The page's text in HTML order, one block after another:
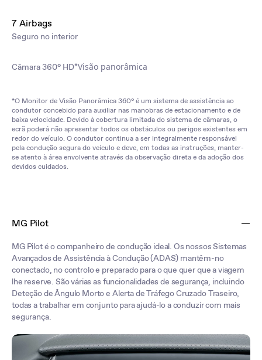
7 Airbags
Seguro no interior
Câmara 360° HD*Visão panorâmica
*O Monitor de Visão Panorâmica 360° é um sistema de assistência ao
condutor concebido para auxiliar nas manobras de estacionamento e de
baixa velocidade. Devido à cobertura limitada do sistema de câmaras, o
ecrã poderá não apresentar todos os obstáculos ou perigos existentes em
redor do veículo. O condutor continua a ser integralmente responsável
pela condução segura do veículo e deve, em todas as instruções, manter-
se atento à área envolvente através da observação direta e da adoção dos
devidos cuidados.
MG Pilot
MG Pilot é o companheiro de condução ideal. Os nossos Sistemas
Avançados de Assistência à Condução (ADAS) mantêm-no
conectado, no controlo e preparado para o que quer que a viagem
lhe reserve. São várias as funcionalidades de segurança, incluindo
Deteção de Ângulo Morto e Alerta de Tráfego Cruzado Traseiro,
todas a trabalhar em conjunto para ajudá-lo a conduzir com mais
segurança.